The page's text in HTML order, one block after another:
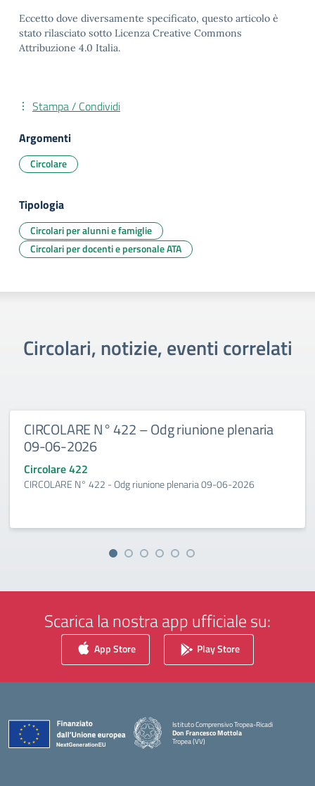
Eccetto dove diversamente specificato, questo articolo è
stato rilasciato sotto Licenza Creative Commons
Attribuzione 4.0 Italia.
Stampa / Condividi
Argomenti
Circolare
Tipologia
Circolari per alunni e famiglie
Circolari per docenti e personale ATA
Circolari, notizie, eventi correlati
CIRCOLARE N° 422 – Odg riunione plenaria
09-06-2026
Circolare 422
CIRCOLARE N° 422 - Odg riunione plenaria 09-06-2026
Scarica la nostra app ufficiale su:
App Store Play Store
Istituto Comprensivo Tropea-Ricadi
Don Francesco Mottola
Tropea (VV)
— Visita la pagina iniziale della scuola